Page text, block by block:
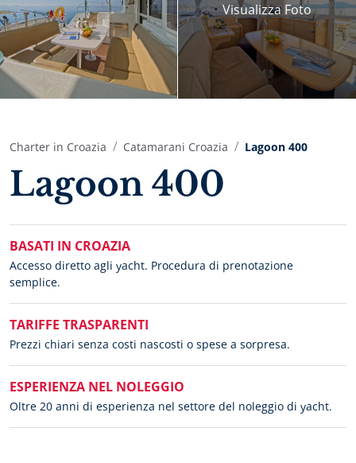
VisualizzaFoto
Charter in Croazia Catamarani Croazia Lagoon 400
Lagoon 400
BASATI IN CROAZIA
Accesso diretto agli yacht. Procedura di prenotazione
semplice.
TARIFFE TRASPARENTI
Prezzi chiari senza costi nascosti o spese a sorpresa.
ESPERIENZA NEL NOLEGGIO
Oltre 20 anni di esperienza nel settore del noleggio di yacht.